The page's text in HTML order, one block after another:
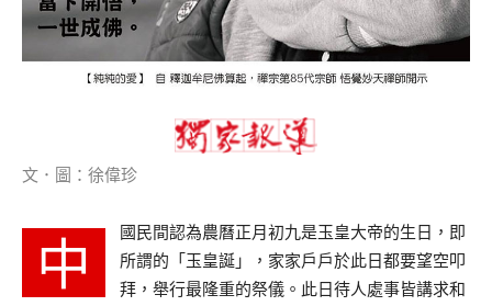
文．圖：徐偉珍
中
國民間認為農曆正月初九是玉皇大帝的生日，即
所謂的「玉皇誕」，家家戶戶於此日都要望空叩
拜，舉行最隆重的祭儀。此日待人處事皆講求和